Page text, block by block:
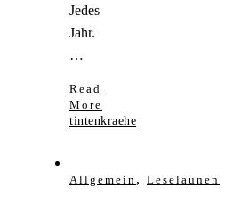
Jedes
Jahr.
…
Read
More
tintenkraehe
Allgemein , Leselaunen